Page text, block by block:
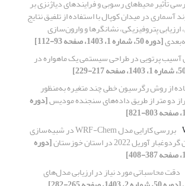
تأثیر محیط‌های رسوبی و فرایندهای دیاژنزی بر
آسماری در میدان کوپال با استفاده از تلفیق نتایج
ارزیابی پتروفیزیکی، نشانگرها و وارون‌سازی
[دوره 50، شماره 1، 1403، صفحه 93-112]
آسیب پرتویی در طراحی سیستمی یک ماهواره در
از روش رگرسیون خطی چند متغیره به‌منظور
دو متر از طریق داده‌های سنجنده مودیس[دوره
بررسی کارایی مدل WRF-Chem در شبیه‌سازی
2022 در استان خوزستان [دوره
دقت محاسباتی مورد نیاز در ارزیابی مدل‌های